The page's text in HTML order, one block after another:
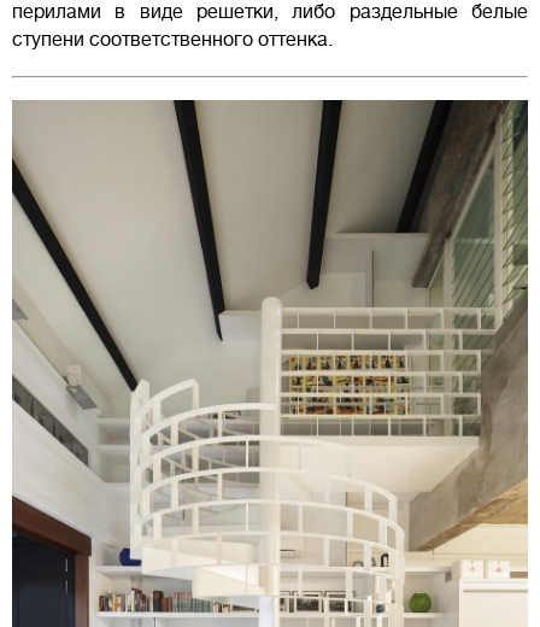
перилами в виде решетки, либо раздельные белые
ступени соответственного оттенка.